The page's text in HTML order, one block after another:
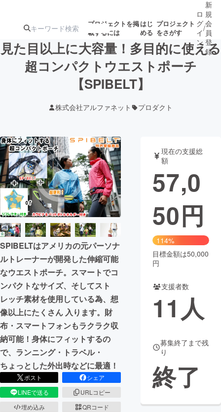
プロジェクトを掲
載するには
はじ
める
プロジェクト
をさがす
注目の新着プロ募集終了が近いプ
テクノロジー・ガジェット
映像・映画 書籍・雑誌
ビジネス・起業 チャレンジ
まちづくり・地域活性化
CAMPFIRE for Social Good
CAMPFIRE Creation
CAMPFIREふるさと納税
コミュニティ
ロ
グ
イ
ン
/
新
規
会
員
登
録
見た目以上に大容量！多目的に使える
超コンパクトウエストポーチ
【SPIBELT】
株式会社アルファネット プロダクト
SPIBELTはアメリカの元パーソナ
ルトレーナーが開発した伸縮可能
なウエストポーチ。スマートでコ
ンパクトなサイズ、そしてスト
レッチ素材を使用している為、想
像以上にたくさん 入ります。財
布・スマートフォンもラクラク収
納可能！身体にフィットするの
で、ランニング・トラベル・
ちょっとした外出時などに最適！
ポスト
シェア
LINEで送る
URLコピー
埋め込み
QRコード
現在の支援総
額
57,0
50円
114%
目標金額は50,000
円
支援者数
11 人
募集終了まで残
り
終了